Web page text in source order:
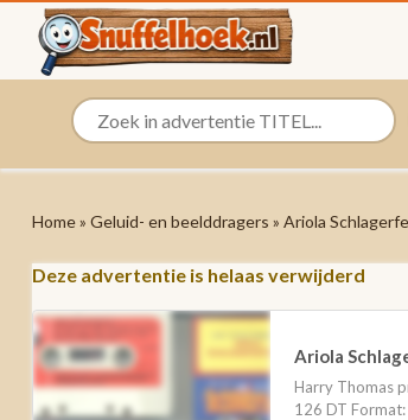
Home» Geluid- en beelddragers » Ariola
Deze advertentie is helaas verwijderd
Ariola
Harry Thomas
126 DT Format: